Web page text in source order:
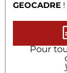
GEOCADRE !
Pour